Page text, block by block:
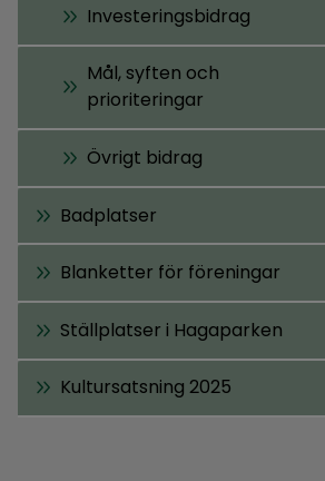
Investeringsbidrag
Mål, syften och
prioriteringar
Övrigt bidrag
Badplatser
Blanketter för föreningar
Ställplatser i Hagaparken
Kultursatsning 2025